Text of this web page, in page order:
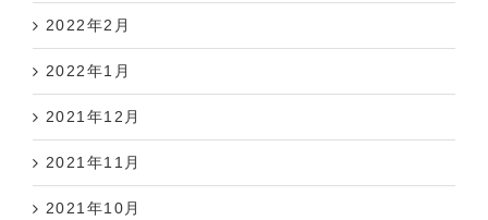
2022年2月
2022年1月
2021年12月
2021年11月
2021年10月